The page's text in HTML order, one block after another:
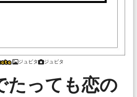
ジュピタ ジュピタ
たっても恋の